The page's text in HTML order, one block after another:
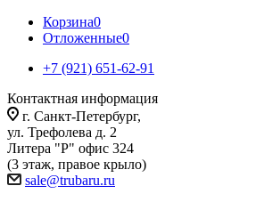
Корзина0
Отложенные0
+7 (921) 651-62-91
Контактная информация
г. Санкт-Петербург,
ул. Трефолева д. 2
Литера "Р" офис 324
(3 этаж, правое крыло)
sale@trubaru.ru